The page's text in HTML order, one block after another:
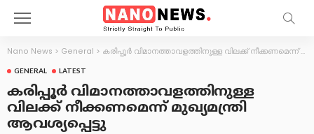
Nano News > General > കരിപ്പൂർ വിമാനത്താവളത്തിനുള്ള വിലക്ക്‌ നീക്കണമെന്ന്‌ മുഖ്യമന്ത്രി ആവശ്യപ്പെട്ടു
GENERAL LATEST
കരിപ്പൂർ വിമാനത്താവളത്തിനുള്ള
വിലക്ക്‌ നീക്കണമെന്ന്‌ മുഖ്യമന്ത്രി
ആവശ്യപ്പെട്ടു